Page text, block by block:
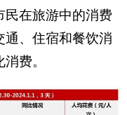
民在旅游中的消费
通、住宿和餐饮消
费。